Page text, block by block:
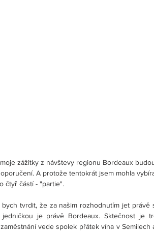
zážitky z návštevy regionu Bordeaux
A protože tentokrát jsem mohla
čtyř částí - "partie".
tvrdit, že za našim rozhodnutím jet
je právě Bordeaux. Sktečnost je
vede spolek přátek vína v Semilech